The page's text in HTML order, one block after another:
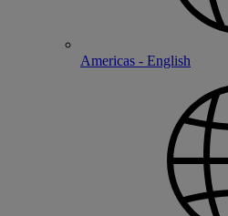
Americas - English